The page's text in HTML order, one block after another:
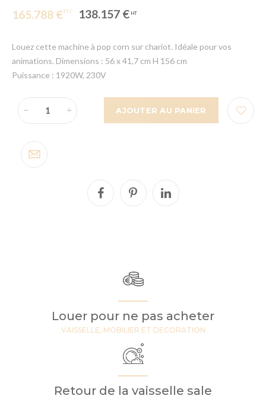
165.788 € 138.157 €
Louez cette machine à pop corn sur chariot. Idéale pour vos
animations. Dimensions : 56 x 41,7 cm H 156 cm
Puissance : 1920W, 230V
AJOUTER AU PANIER
Louer pour ne pas acheter
VAISSELLE, MOBILIER ET DECORATION
Retour de la vaisselle sale